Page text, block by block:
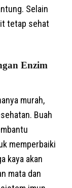
Selain
tetap sehat
Enzim
murah,
Buah
memperbaiki
kaya akan
mata dan